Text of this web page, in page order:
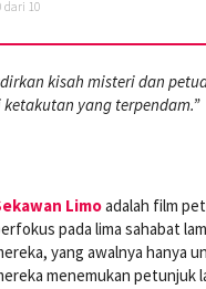
dari 10
kisah misteri dan
yang terpendam.”
Limoadalah film
pada lima sahabat
yang awalnya hanya
menemukan petunjuk